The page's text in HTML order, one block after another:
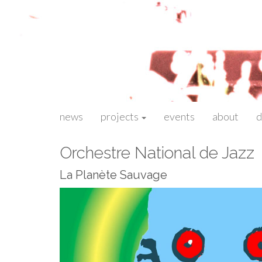
Menu
principal
Julien Boudart
news projects events about
Orchestre National de Jazz
La Planète Sauvage